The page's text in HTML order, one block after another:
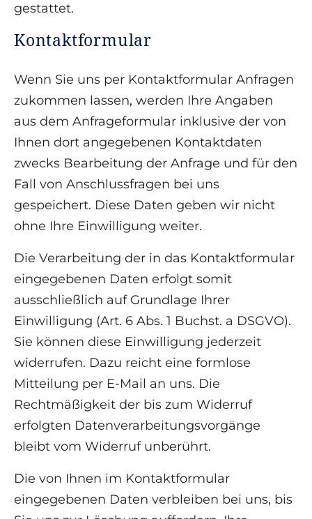
gestattet.
Kontaktformular
Wenn Sie uns per Kontaktformular Anfragen
zukommen lassen, werden Ihre Angaben
aus dem Anfrageformular inklusive der von
Ihnen dort angegebenen Kontaktdaten
zwecks Bearbeitung der Anfrage und für den
Fall von Anschlussfragen bei uns
gespeichert. Diese Daten geben wir nicht
ohne Ihre Einwilligung weiter.
Die Verarbeitung der in das Kontaktformular
eingegebenen Daten erfolgt somit
ausschließlich auf Grundlage Ihrer
Einwilligung (Art. 6 Abs. 1 Buchst. a DSGVO).
Sie können diese Einwilligung jederzeit
widerrufen. Dazu reicht eine formlose
Mitteilung per E-Mail an uns. Die
Rechtmäßigkeit der bis zum Widerruf
erfolgten Datenverarbeitungsvorgänge
bleibt vom Widerruf unberührt.
Die von Ihnen im Kontaktformular
eingegebenen Daten verbleiben bei uns, bis